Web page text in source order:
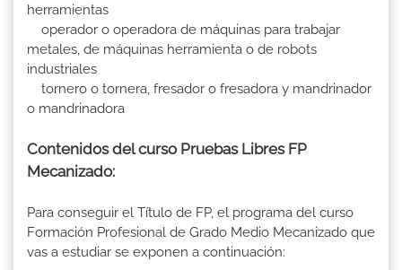
herramientas
operador o operadora de máquinas para trabajar
metales, de máquinas herramienta o de robots
industriales
tornero o tornera, fresador o fresadora y mandrinador
o mandrinadora
Contenidos del curso Pruebas Libres FP
Mecanizado:
Para conseguir el Título de FP, el programa del curso
Formación Profesional de Grado Medio Mecanizado que
vas a estudiar se exponen a continuación: